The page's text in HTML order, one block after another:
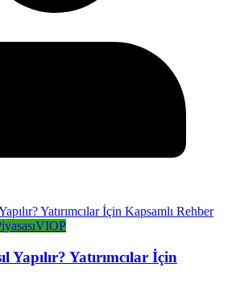
VIOP
Yapılır? Yatırımcılar İçin